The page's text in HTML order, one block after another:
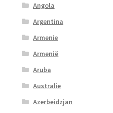
Angola
Argentina
Armenie
Armenië
Aruba
Australie
Azerbeidzjan